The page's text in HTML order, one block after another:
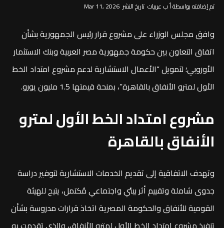
تم إضافته بواسطة أ ب عربيات تاريخ النشر Mar 11, 2026
وافق مجلس الوزراء على مشروع قرار رئيس الجمهورية بشأن
اتفاق التعاون بين حكومة جمهورية مصر العربية وبنك الاستثمار
الأوروبي؛ لتمويل “الأعمال الاستشارية لدعم مشروع امتداد الخط
الأول لمترو الأنفاق بالقاهرة”، بمنحة قيمتها 1.5 مليون يورو.
مشروع امتداد الخط الأول لمترو
الأنفاق بالقاهرة
وتهدف الاتفاقية إلى تقديم الخدمات الاستشارية لتوفير دراسة
جدوى شاملة وتقييم أثر بيئي واجتماعي مُكتمل، يتيح للهيئة
القومية للأنفاق والحكومة المصرية اتخاذ قرارات مدروسة بشأن